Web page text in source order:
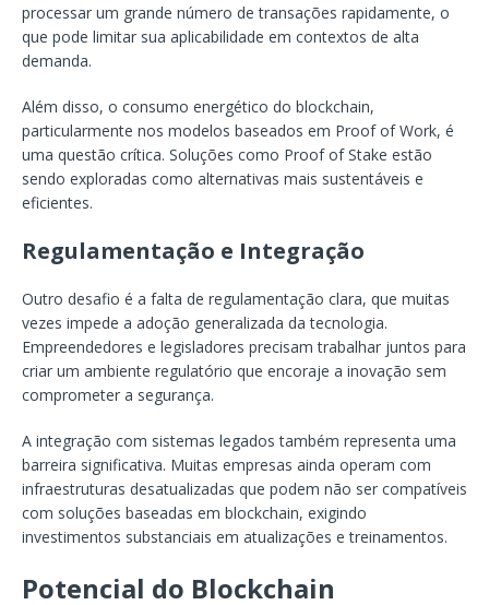
processar um grande número de transações rapidamente, o
que pode limitar sua aplicabilidade em contextos de alta
demanda.
Além disso, o consumo energético do blockchain,
particularmente nos modelos baseados em Proof of Work, é
uma questão crítica. Soluções como Proof of Stake estão
sendo exploradas como alternativas mais sustentáveis e
eficientes.
Regulamentação e Integração
Outro desafio é a falta de regulamentação clara, que muitas
vezes impede a adoção generalizada da tecnologia.
Empreendedores e legisladores precisam trabalhar juntos para
criar um ambiente regulatório que encoraje a inovação sem
comprometer a segurança.
A integração com sistemas legados também representa uma
barreira significativa. Muitas empresas ainda operam com
infraestruturas desatualizadas que podem não ser compatíveis
com soluções baseadas em blockchain, exigindo
investimentos substanciais em atualizações e treinamentos.
Potencial do Blockchain